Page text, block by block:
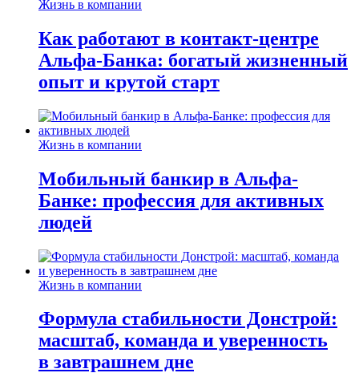
Жизнь в компании
Как работают в контакт-центре
Альфа-Банка: богатый жизненный
опыт и крутой старт
Жизнь в компании
Мобильный банкир в Альфа-
Банке: профессия для активных
людей
Жизнь в компании
Формула стабильности Донстрой:
масштаб, команда и уверенность
в завтрашнем дне